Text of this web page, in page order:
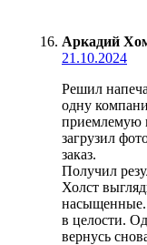
Аркадий
21.10.2024
Решил
одну
приемлемую
загрузил
заказ.
Получил
Холст
насыщенные.
в целости.
вернусь